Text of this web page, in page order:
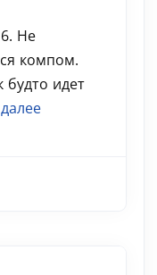
Не
компом.
будто идет